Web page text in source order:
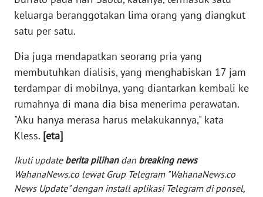
keluarga beranggotakan lima orang yang diangkut
satu per satu.
Dia juga mendapatkan seorang pria yang
membutuhkan dialisis, yang menghabiskan 17 jam
terdampar di mobilnya, yang diantarkan kembali ke
rumahnya di mana dia bisa menerima perawatan.
"Aku hanya merasa harus melakukannya," kata
Kless. [eta]
Ikuti update berita pilihandan breaking news
WahanaNews.co lewat Grup Telegram "WahanaNews.co
News Update" dengan install aplikasi Telegram di ponsel,
Informasi
INDEKS
BERITA
KONTAK
KAMI
INFO
IKLAN
TENTANG